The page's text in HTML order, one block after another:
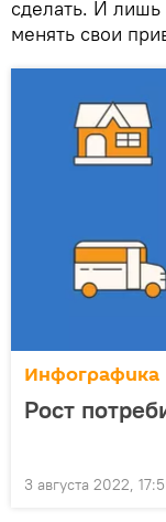
сделать. И
менять свои
Инфографика
Рост
3 августа 2022,